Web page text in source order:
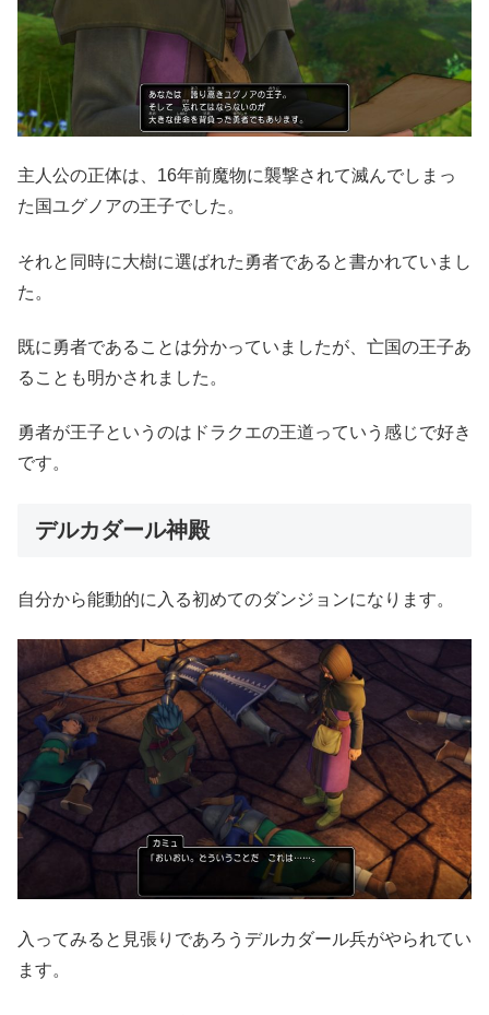
主人公の正体は、16年前魔物に襲撃されて滅んでしまっ
た国ユグノアの王子でした。
それと同時に大樹に選ばれた勇者であると書かれていまし
た。
既に勇者であることは分かっていましたが、亡国の王子あ
ることも明かされました。
勇者が王子というのはドラクエの王道っていう感じで好き
です。
デルカダール神殿
自分から能動的に入る初めてのダンジョンになります。
入ってみると見張りであろうデルカダール兵がやられてい
ます。